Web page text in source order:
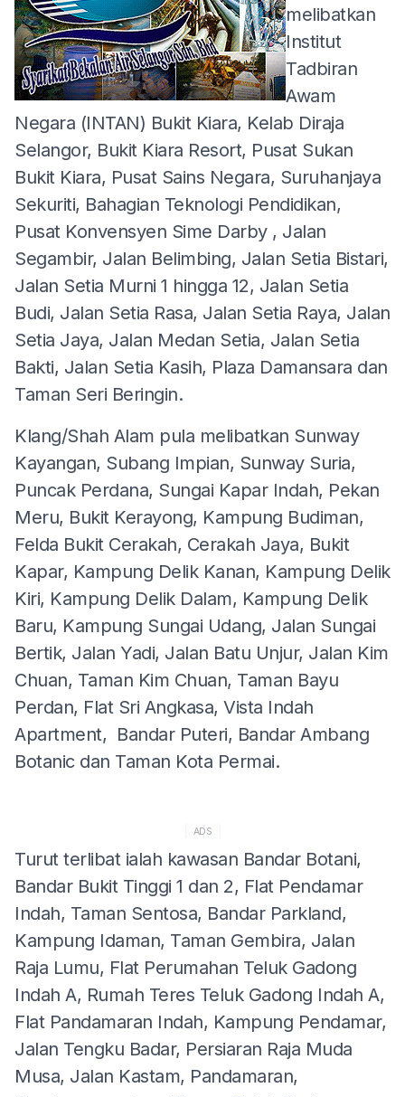
melibatkan
Institut
Tadbiran
Awam
Negara (INTAN) Bukit Kiara, Kelab Diraja
Selangor, Bukit Kiara Resort, Pusat Sukan
Bukit Kiara, Pusat Sains Negara, Suruhanjaya
Sekuriti, Bahagian Teknologi Pendidikan,
Pusat Konvensyen Sime Darby , Jalan
Segambir, Jalan Belimbing, Jalan Setia Bistari,
Jalan Setia Murni 1 hingga 12, Jalan Setia
Budi, Jalan Setia Rasa, Jalan Setia Raya, Jalan
Setia Jaya, Jalan Medan Setia, Jalan Setia
Bakti, Jalan Setia Kasih, Plaza Damansara dan
Taman Seri Beringin.
Klang/Shah Alam pula melibatkan Sunway
Kayangan, Subang Impian, Sunway Suria,
Puncak Perdana, Sungai Kapar Indah, Pekan
Meru, Bukit Kerayong, Kampung Budiman,
Felda Bukit Cerakah, Cerakah Jaya, Bukit
Kapar, Kampung Delik Kanan, Kampung Delik
Kiri, Kampung Delik Dalam, Kampung Delik
Baru, Kampung Sungai Udang, Jalan Sungai
Bertik, Jalan Yadi, Jalan Batu Unjur, Jalan Kim
Chuan, Taman Kim Chuan, Taman Bayu
Perdan, Flat Sri Angkasa, Vista Indah
Apartment, Bandar Puteri, Bandar Ambang
Botanic dan Taman Kota Permai.
ADS
Turut terlibat ialah kawasan Bandar Botani,
Bandar Bukit Tinggi 1 dan 2, Flat Pendamar
Indah, Taman Sentosa, Bandar Parkland,
Kampung Idaman, Taman Gembira, Jalan
Raja Lumu, Flat Perumahan Teluk Gadong
Indah A, Rumah Teres Teluk Gadong Indah A,
Flat Pandamaran Indah, Kampung Pendamar,
Jalan Tengku Badar, Persiaran Raja Muda
Musa, Jalan Kastam, Pandamaran,